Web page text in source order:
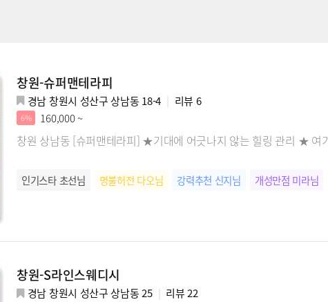
창원-슈퍼맨테라피
경남 창원시 성산구 상남동 18-4 리뷰 6
6% 160,000 ~
창원 상남동 [슈퍼맨테라피] ★기대에 어긋나지 않는 힐링 관리 ★ 여
인기스타 초선님 명불허전 다오님 강력추천 신지님 개성만점 미라님
창원-S라인스웨디시
경남 창원시 성산구 상남동 25 리뷰22